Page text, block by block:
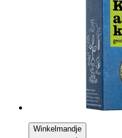
Winkelmandje